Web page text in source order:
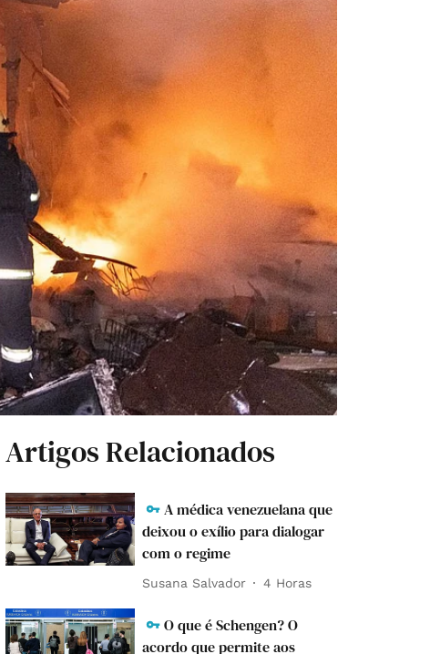
Artigos Relacionados
A médica venezuelana que
deixou o exílio para dialogar
com o regime
Susana Salvador 4 Horas
O que é Schengen? O
acordo que permite aos